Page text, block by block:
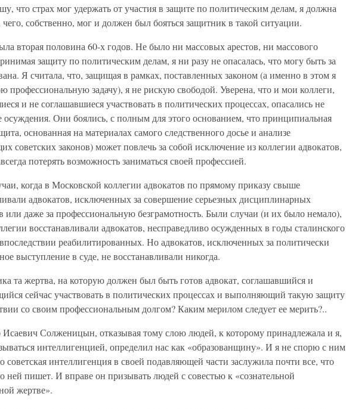
что страх мог удержать от участия в защите по политическим делам, я должна
чего, собственно, мог и должен был бояться защитник в такой ситуации.
вторая половина 60-х годов. Не было ни массовых арестов, ни массового
защиту по политическим делам, я ни разу не опасалась, что могу быть за
Я считала, что, защищая в рамках, поставленных законом (а именно в этом я
профессиональную задачу), я не рискую свободой. Уверена, что и мои коллеги,
и не соглашавшиеся участвовать в политических процессах, опасались не
осуждения. Они боялись, с полным для этого основанием, что принципиальная
основанная на материалах самого следственного досье и анализе
советских законов) может повлечь за собой исключение из коллегии адвокатов,
потерять возможность заниматься своей профессией.
когда в Московской коллегии адвокатов по прямому приказу свыше
адвокатов, исключенных за совершение серьезных дисциплинарных
или даже за профессиональную безграмотность. Были случаи (и их было немало),
восстанавливали адвокатов, несправедливо осужденных в годы сталинского
реабилитированных. Но адвокатов, исключенных за политически
выступление в суде, не восстанавливали никогда.
та жертва, на которую должен был быть готов адвокат, соглашавшийся и
сейчас участвовать в политических процессах и выполняющий такую защиту
со своим профессиональным долгом? Каким мерилом следует ее мерить?..
Исаевич Солженицын, отказывая тому слою людей, к которому принадлежала и я,
интеллигенцией, определил нас как «образованщину». И я не спорю с ним
советская интеллигенция в своей подавляющей части заслужила почти все, что
ней пишет. И вправе он призывать людей с совестью к «сознательной
жертве».